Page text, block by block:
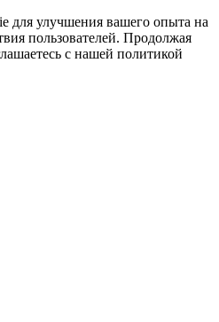
для улучшения вашего опыта на
пользователей. Продолжая
с нашей политикой